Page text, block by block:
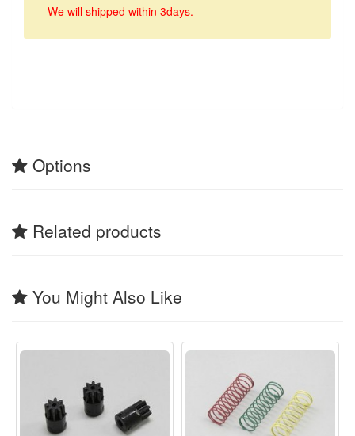
We will shipped within 3days.
Options
Related products
You Might Also Like